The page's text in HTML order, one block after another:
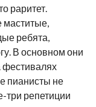
раритет.
ребята,
В основном они
фестивалях
пианисты не
три репетиции